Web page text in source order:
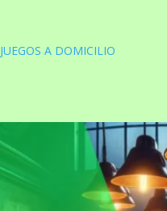
JUEGOS A DOMICILIO